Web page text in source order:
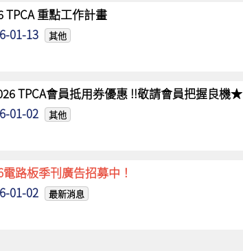
TPCA 重點工作計畫
01-13
其他
TPCA會員抵用券優惠 !!敬請會員把握良機★
01-02
其他
電路板季刊廣告招募中！
01-02
最新消息